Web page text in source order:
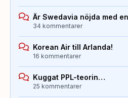
Är Swedavia nöjda med
34 kommentarer
Korean Air till Arlanda!
16 kommentarer
Kuggat PPL-teorin…
25 kommentarer